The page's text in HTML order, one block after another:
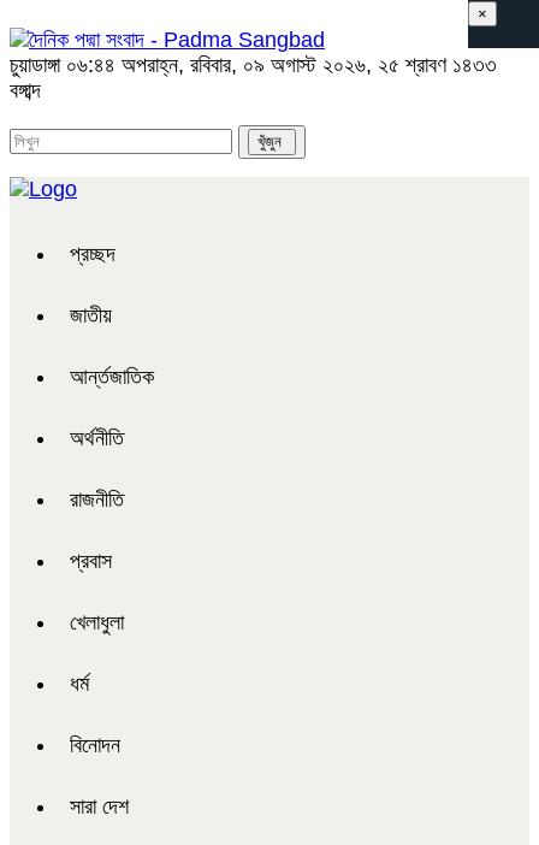
চুয়াডাঙ্গা ০৬:৪৪ অপরাহ্ন, রবিবার, ০৯ অগাস্ট ২০২৬, ২৫ শ্রাবণ ১৪৩৩
বঙ্গাব্দ
প্রচ্ছদ
জাতীয়
আর্ন্তজাতিক
অর্থনীতি
রাজনীতি
প্রবাস
খেলাধুলা
ধর্ম
বিনোদন
সারা দেশ
×